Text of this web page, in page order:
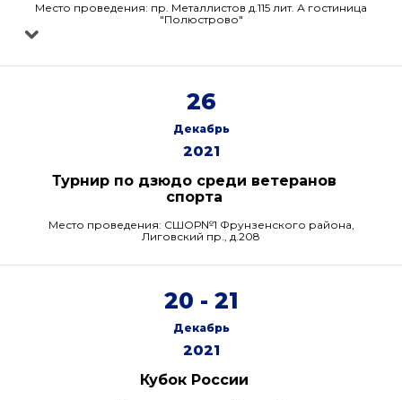
Место проведения: пр. Металлистов д.115 лит. А гостиница
"Полюстрово"
26
Декабрь
2021
Турнир по дзюдо среди ветеранов
спорта
Место проведения: СШОР№1 Фрунзенского района,
Лиговский пр., д.208
20 - 21
Декабрь
2021
Кубок России